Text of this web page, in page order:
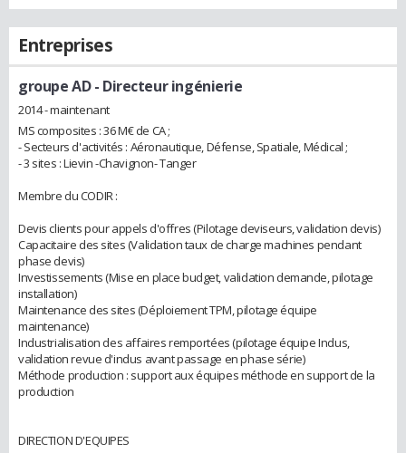
Entreprises
groupe AD- Directeur ingénierie
2014 - maintenant
MS composites : 36 M€ de CA ;
- Secteurs d'activités : Aéronautique, Défense, Spatiale, Médical ;
- 3 sites : Lievin -Chavignon- Tanger
Membre du CODIR :
Devis clients pour appels d'offres (Pilotage deviseurs, validation devis)
Capacitaire des sites (Validation taux de charge machines pendant
phase devis)
Investissements (Mise en place budget, validation demande, pilotage
installation)
Maintenance des sites (Déploiement TPM, pilotage équipe
maintenance)
Industrialisation des affaires remportées (pilotage équipe Indus,
validation revue d'indus avant passage en phase série)
Méthode production : support aux équipes méthode en support de la
production
DIRECTION D'EQUIPES